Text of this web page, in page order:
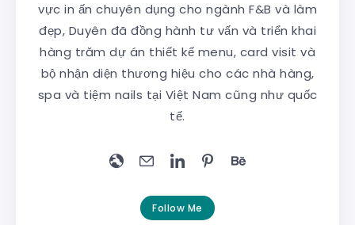
vực in ấn chuyên dụng cho ngành F&B và làm
đẹp, Duyên đã đồng hành tư vấn và triển khai
hàng trăm dự án thiết kế menu, card visit và
bộ nhận diện thương hiệu cho các nhà hàng,
spa và tiệm nails tại Việt Nam cũng như quốc
tế.
Follow Me